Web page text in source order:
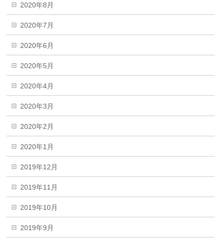
2020年8月
2020年7月
2020年6月
2020年5月
2020年4月
2020年3月
2020年2月
2020年1月
2019年12月
2019年11月
2019年10月
2019年9月